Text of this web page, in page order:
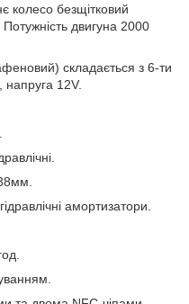
колесо безщітковий
двигуна 2000
складається з 6-ти
напруга 12V.
амортизатори.